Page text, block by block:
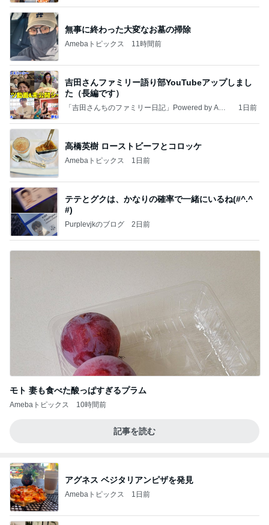
無事に終わった大変なお墓の掃除
Amebaトピックス 11時間前
吉田さんファミリー語り部YouTubeアップしまし
た（長編です）
「吉田さんちのファミリー日記」Powered by Ame
1日前
高橋英樹 ローストビーフとコロッケ
Amebaトピックス 1日前
テテとグクは、かなりの確率で一緒にいるね(#^.^
#)
Purplevjkのブログ 2日前
モト 妻も食べた酸っぱすぎるプラム
Amebaトピックス 10時間前
記事を読む
アグネス ベジタリアンピザを発見
Amebaトピックス 1日前